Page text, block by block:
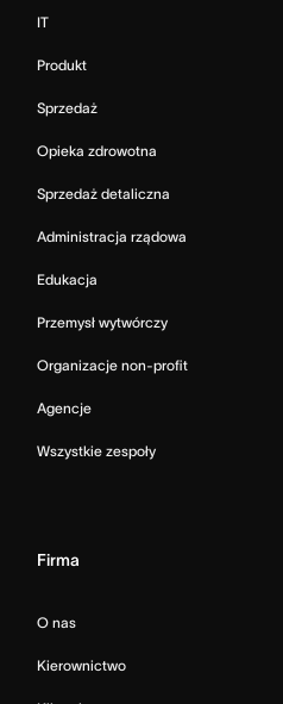
IT
Produkt
Sprzedaż
Opieka zdrowotna
Sprzedaż detaliczna
Administracja rządowa
Edukacja
Przemysł wytwórczy
Organizacje non-profit
Agencje
Wszystkie zespoły
Firma
O nas
Kierownictwo